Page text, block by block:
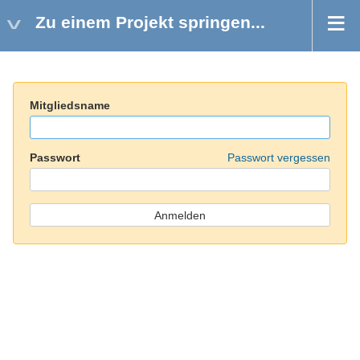
Zu einem Projekt springen...
Mitgliedsname
Passwort Passwort vergessen